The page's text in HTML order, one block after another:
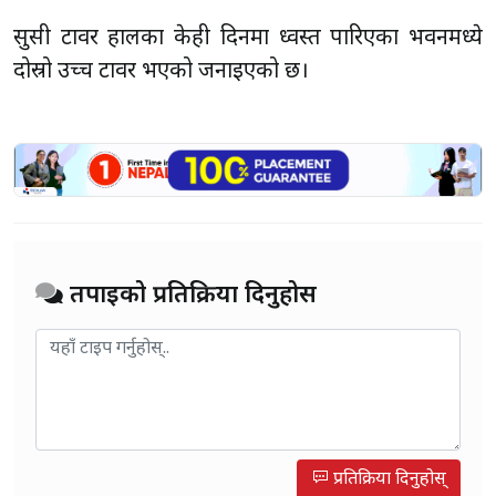
सुसी टावर हालका केही दिनमा ध्वस्त पारिएका भवनमध्ये
दोस्रो उच्च टावर भएको जनाइएको छ।
तपाईको प्रतिक्रिया दिनुहोस
प्रतिक्रिया दिनुहोस्